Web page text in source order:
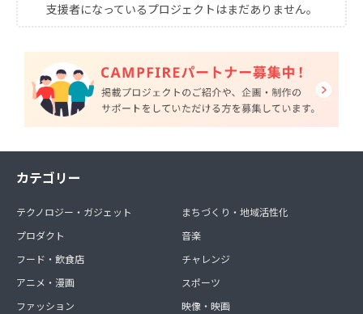
支援者になっているプロジェクトはまだありません。
カテゴリー
テクノロジー・ガジェット
プロダクト
フード・飲食店
アニメ・漫画
ファッション
まちづくり・地域活性化
音楽
チャレンジ
スポーツ
映像・映画